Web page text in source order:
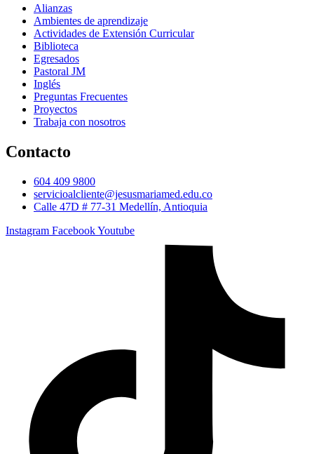
Alianzas
Ambientes de aprendizaje
Actividades de Extensión Curricular
Biblioteca
Egresados
Pastoral JM
Inglés
Preguntas Frecuentes
Proyectos
Trabaja con nosotros
Contacto
604 409 9800
servicioalcliente@jesusmariamed.edu.co
Calle 47D # 77-31 Medellín, Antioquia
Instagram FacebookYoutube